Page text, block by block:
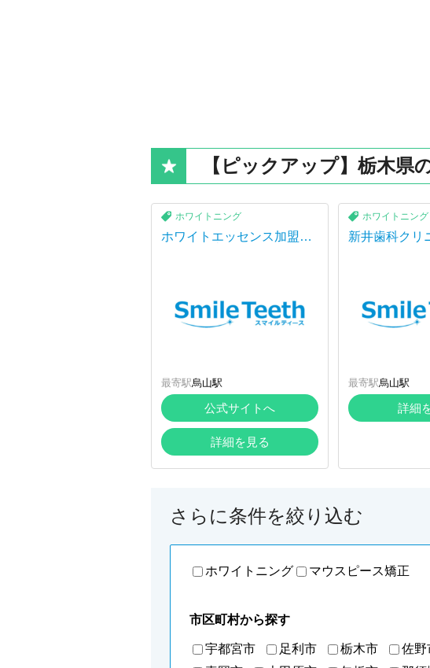
【ピックアップ】栃木県
ホワイトニング
ホワイトエッセンス加盟院
最寄駅烏山駅
公式サイトへ
詳細を見る
ホワイトニング
新井歯科クリ
最寄駅烏山駅
詳細
さらに条件を絞り込む
ホワイトニング マウスピース矯正
市区町村から探す
宇都宮市 足利市 栃木市 佐野